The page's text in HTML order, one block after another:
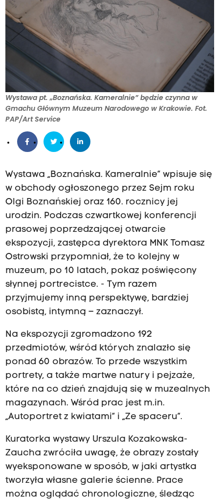
Wystawa pt. „Boznańska. Kameralnie” będzie czynna w
Gmachu Głównym Muzeum Narodowego w Krakowie. Fot.
PAP/Art Service
Wystawa „Boznańska. Kameralnie” wpisuje się
w obchody ogłoszonego przez Sejm roku
Olgi Boznańskiej oraz 160. rocznicy jej
urodzin. Podczas czwartkowej konferencji
prasowej poprzedzającej otwarcie
ekspozycji, zastępca dyrektora MNK Tomasz
Ostrowski przypomniał, że to kolejny w
muzeum, po 10 latach, pokaz poświęcony
słynnej portrecistce. - Tym razem
przyjmujemy inną perspektywę, bardziej
osobistą, intymną – zaznaczył.
Na ekspozycji zgromadzono 192
przedmiotów, wśród których znalazło się
ponad 60 obrazów. To przede wszystkim
portrety, a także martwe natury i pejzaże,
które na co dzień znajdują się w muzealnych
magazynach. Wśród prac jest m.in.
„Autoportret z kwiatami” i „Ze spaceru”.
Kuratorka wystawy Urszula Kozakowska-
Zaucha zwróciła uwagę, że obrazy zostały
wyeksponowane w sposób, w jaki artystka
tworzyła własne galerie ścienne. Prace
można oglądać chronologiczne, śledząc